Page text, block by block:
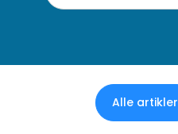
Alle artikler